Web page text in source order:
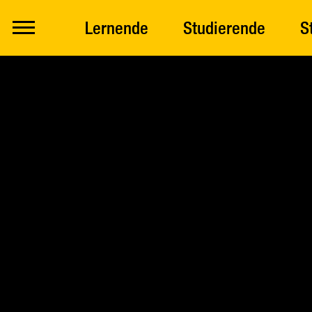
Lernende Studierende